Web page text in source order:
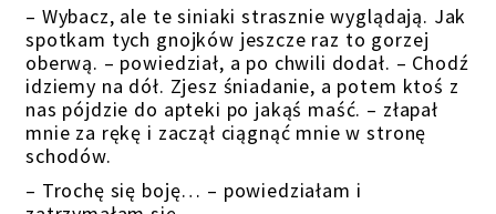
– Wybacz, ale te siniaki strasznie wyglądają. Jak
spotkam tych gnojków jeszcze raz to gorzej
oberwą. – powiedział, a po chwili dodał. – Chodź
idziemy na dół. Zjesz śniadanie, a potem ktoś z
nas pójdzie do apteki po jakąś maść. – złapał
mnie za rękę i zaczął ciągnąć mnie w stronę
schodów.
– Trochę się boję… – powiedziałam i